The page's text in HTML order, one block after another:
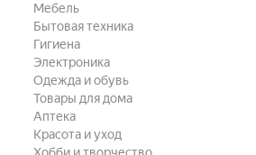
Мебель
Бытовая техника
Гигиена
Электроника
Одежда и обувь
Товары для дома
Аптека
Красота и уход